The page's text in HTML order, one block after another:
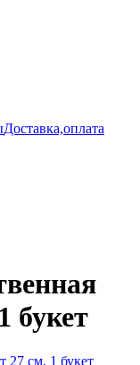
Доставка,оплата
букет